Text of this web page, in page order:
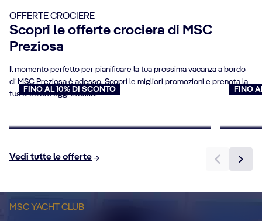
OFFERTE CROCIERE
Scopri le offerte crociera di MSC
Preziosa
Il momento perfetto per pianificare la tua prossima vacanza a bordo
di MSC Preziosa è adesso. Scopri le migliori promozioni e prenota la
tua crociera oggi stesso.
FINO AL 10% DI SCONTO FINO
Vedi tutte le offerte
MSC YACHT CLUB
privati